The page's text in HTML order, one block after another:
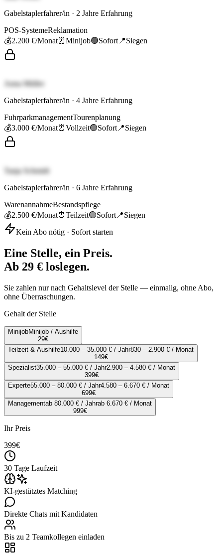
Gabelstaplerfahrer/in · 2 Jahre Erfahrung
POS-SystemeReklamation
💰2.200 €/Monat⏰Minijob🟢Sofort 📍Siegen
Anna Müller
Gabelstaplerfahrer/in · 4 Jahre Erfahrung
FuhrparkmanagementTourenplanung
💰3.000 €/Monat⏰Vollzeit🟢Sofort 📍Siegen
Tanja Schmidt
Gabelstaplerfahrer/in · 6 Jahre Erfahrung
WarenannahmeBestandspflege
💰2.500 €/Monat⏰Teilzeit🟢Sofort 📍Siegen
Kein Abo nötig · Sofort starten
Eine Stelle, ein Preis.
Ab 29 € loslegen.
Sie zahlen nur nach Gehaltslevel der Stelle — einmalig, ohne Abo,
ohne Überraschungen.
Gehalt der Stelle
MinijobMinijob / Aushilfe
29€
Teilzeit & Aushilfe10.000 – 35.000 € / Jahr830 – 2.900 € / Monat
149€
Spezialist35.000 – 55.000 € / Jahr2.900 – 4.580 € / Monat
399€
Experte55.000 – 80.000 € / Jahr4.580 – 6.670 € / Monat
699€
Managementab 80.000 € / Jahrab 6.670 € / Monat
999€
Ihr Preis
399€
30 Tage Laufzeit
KI-gestütztes Matching
Direkte Chats mit Kandidaten
Bis zu 2 Teamkollegen einladen